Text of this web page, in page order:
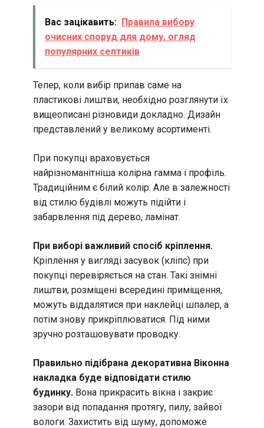
Вас зацікавить: Правила вибору
очисних споруд для дому, огляд
популярних септиків
Тепер, коли вибір припав саме на
пластикові лиштви, необхідно розглянути їх
вищеописані різновиди докладно. Дизайн
представлений у великому асортименті.
При покупці враховується
найрізноманітніша колірна гамма і профіль.
Традиційним є білий колір. Але в залежності
від стилю будівлі можуть підійти і
забарвлення під дерево, ламінат.
При виборі важливий спосіб кріплення.
Кріплення у вигляді засувок (кліпс) при
покупці перевіряється на стан. Такі знімні
лиштви, розміщені всередині приміщення,
можуть віддалятися при наклейці шпалер, а
потім знову прикріплюватися. Під ними
зручно розташовувати проводку.
Правильно підібрана декоративна Віконна
накладка буде відповідати стилю
будинку. Вона прикрасить вікна і закриє
зазори від попадання протягу, пилу, зайвої
вологи. Захистить від шуму, допоможе